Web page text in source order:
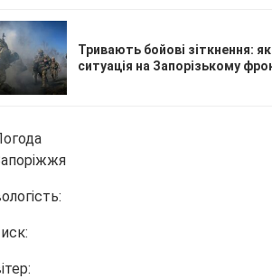
Тривають бойові зіткнення:
ситуація на Запорізькому